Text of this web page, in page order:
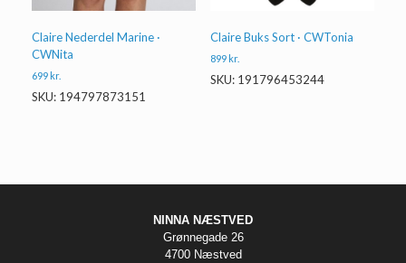
Claire Nederdel Marine ·
CWNita
699 kr.
SKU: 194797873151
Claire Buks Sort · CWTonia
899 kr.
SKU: 191796453244
NINNA NÆSTVED
Grønnegade 26
4700 Næstved